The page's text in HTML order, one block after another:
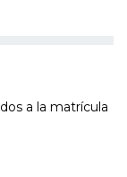
a la matrícula